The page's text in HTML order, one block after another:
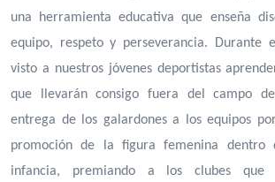
una herramienta educativa que enseña
equipo, respeto y perseverancia. Durante
visto a nuestros jóvenes deportistas
que llevarán consigo fuera del campo
entrega de los galardones a los equipos
promoción de la figura femenina dentro
infancia, premiando a los clubes que